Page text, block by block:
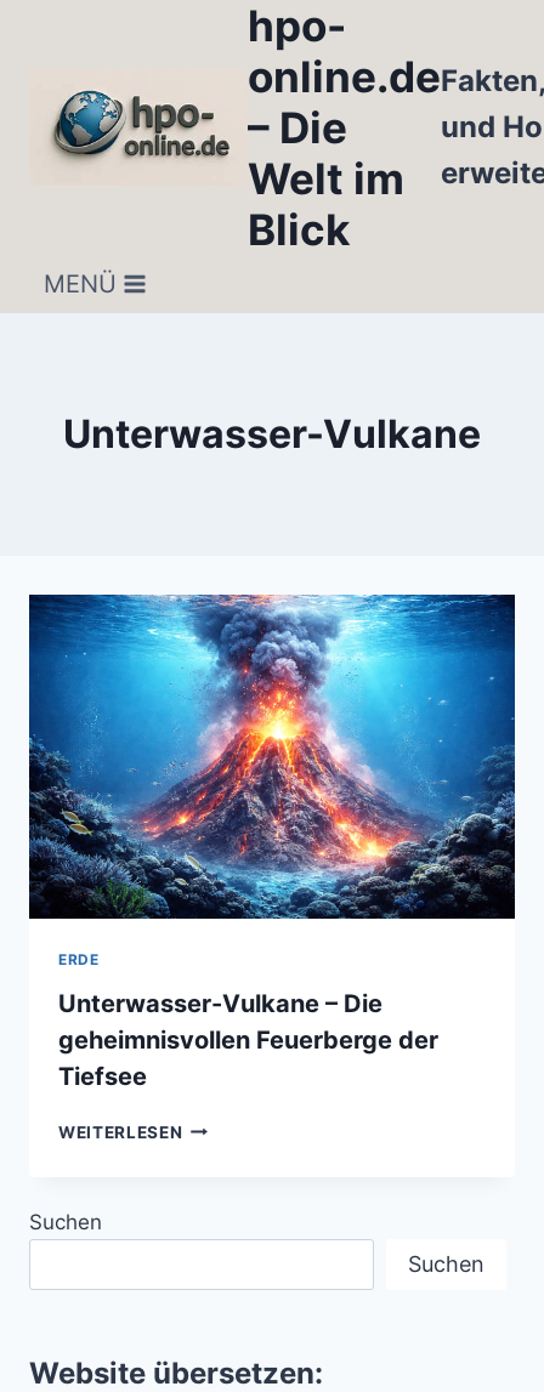
hpo-
online.de
– Die
Welt im
Blick
und
MENÜ
Unterwasser-Vulkane
ERDE
Unterwasser-Vulkane – Die
geheimnisvollen Feuerberge der
Tiefsee
WEITERLESEN UNTERWASSER-
Suchen
Suchen
Website übersetzen: